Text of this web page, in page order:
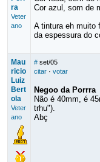
ra
Veter
ano
Cor azul, som de
A tintura eh muito
da espessura do
Mau
ricio
Luiz
Bert
ola
Veter
ano
# set/05
citar· votar
Negoo da Porrra
Não é 40mm, é
trhu").
Abç